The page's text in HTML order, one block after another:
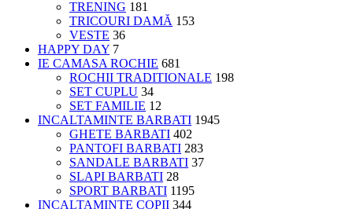
TRENING 181
TRICOURI DAMĂ 153
VESTE 36
HAPPY DAY 7
IE CAMASA ROCHIE 681
ROCHII TRADITIONALE 198
SET CUPLU 34
SET FAMILIE 12
INCALTAMINTE BARBATI 1945
GHETE BARBATI 402
PANTOFI BARBATI 283
SANDALE BARBATI 37
SLAPI BARBATI 28
SPORT BARBATI 1195
INCALTAMINTE COPII 344